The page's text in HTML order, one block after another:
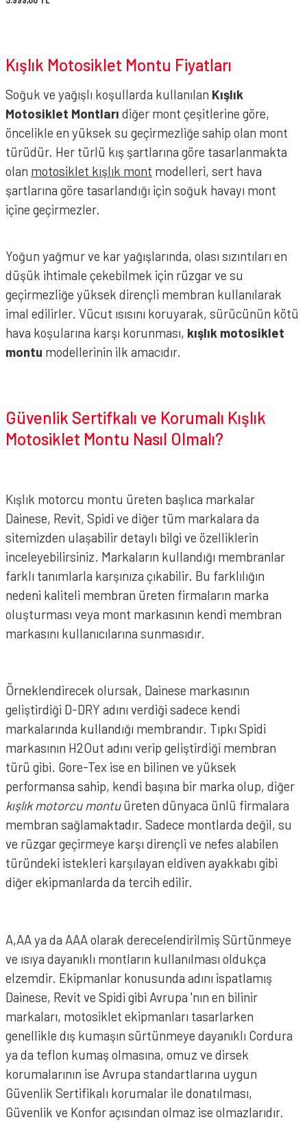
Kışlık Motosiklet Montu Fiyatları
Soğuk ve yağışlı koşullarda kullanılan Kışlık
Motosiklet Montları diğer mont çeşitlerine göre,
öncelikle en yüksek su geçirmezliğe sahip olan mont
türüdür. Her türlü kış şartlarına göre tasarlanmakta
olan motosiklet kışlık mont modelleri, sert hava
şartlarına göre tasarlandığı için soğuk havayı mont
içine geçirmezler.
Yoğun yağmur ve kar yağışlarında, olası sızıntıları en
düşük ihtimale çekebilmek için rüzgar ve su
geçirmezliğe yüksek dirençli membran kullanılarak
imal edilirler. Vücut ısısını koruyarak, sürücünün kötü
hava koşularına karşı korunması, kışlık motosiklet
montu modellerinin ilk amacıdır.
Güvenlik Sertifkalı ve Korumalı Kışlık
Motosiklet Montu Nasıl Olmalı?
Kışlık motorcu montu üreten başlıca markalar
Dainese, Revit, Spidi ve diğer tüm markalara da
sitemizden ulaşabilir detaylı bilgi ve özelliklerin
inceleyebilirsiniz. Markaların kullandığı membranlar
farklı tanımlarla karşınıza çıkabilir. Bu farklılığın
nedeni kaliteli membran üreten firmaların marka
oluşturması veya mont markasının kendi membran
markasını kullanıcılarına sunmasıdır.
Örneklendirecek olursak, Dainese markasının
geliştirdiği D-DRY adını verdiği sadece kendi
markalarında kullandığı membrandır. Tıpkı Spidi
markasının H2Out adını verip geliştirdiği membran
türü gibi. Gore-Tex ise en bilinen ve yüksek
performansa sahip, kendi başına bir marka olup, diğer
kışlık motorcu montuüreten dünyaca ünlü firmalara
membran sağlamaktadır. Sadece montlarda değil, su
ve rüzgar geçirmeye karşı dirençli ve nefes alabilen
türündeki istekleri karşılayan eldiven ayakkabı gibi
diğer ekipmanlarda da tercih edilir.
A,AA ya da AAA olarak derecelendirilmiş Sürtünmeye
ve ısıya dayanıklı montların kullanılması oldukça
elzemdir. Ekipmanlar konusunda adını ispatlamış
Dainese, Revit ve Spidi gibi Avrupa 'nın en bilinir
markaları, motosiklet ekipmanları tasarlarken
genellikle dış kumaşın sürtünmeye dayanıklı Cordura
ya da teflon kumaş olmasına, omuz ve dirsek
korumalarının ise Avrupa standartlarına uygun
Güvenlik Sertifikalı korumalar ile donatılması,
Güvenlik ve Konfor açısından olmaz ise olmazlarıdır.